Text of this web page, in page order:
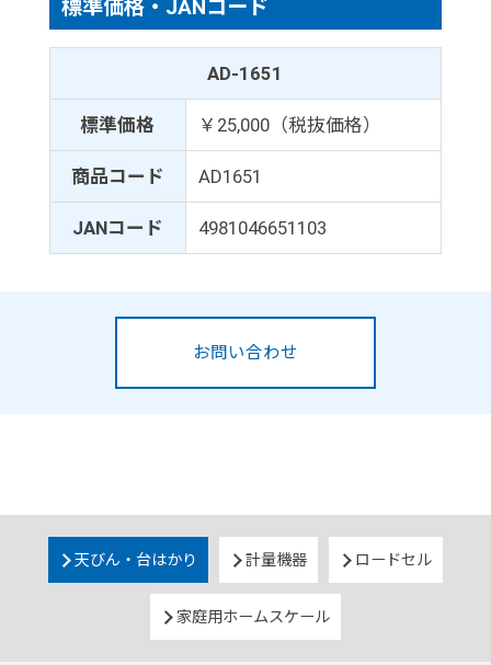
標準価格・JANコード
AD-1651
標準価格 ￥25,000（税抜価格）
商品コード AD1651
JANコード 4981046651103
お問い合わせ
天びん・台はかり 計量機器 ロードセル
家庭用ホームスケール